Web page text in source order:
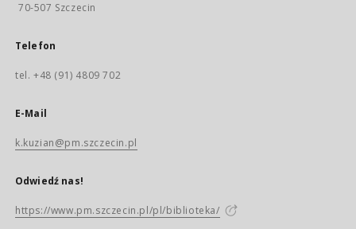
70-507 Szczecin
Telefon
tel. +48 (91) 4809 702
E-Mail
k.kuzian@pm.szczecin.pl
Odwiedź nas!
https://www.pm.szczecin.pl/pl/biblioteka/